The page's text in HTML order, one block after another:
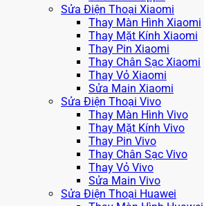
Sửa Điện Thoại Xiaomi
Thay Màn Hình Xiaomi
Thay Mặt Kính Xiaomi
Thay Pin Xiaomi
Thay Chân Sạc Xiaomi
Thay Vỏ Xiaomi
Sửa Main Xiaomi
Sửa Điện Thoại Vivo
Thay Màn Hình Vivo
Thay Mặt Kính Vivo
Thay Pin Vivo
Thay Chân Sạc Vivo
Thay Vỏ Vivo
Sửa Main Vivo
Sửa Điện Thoại Huawei